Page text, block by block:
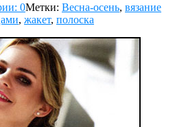
0Метки: Весна-осень, вязание
, жакет, полоска